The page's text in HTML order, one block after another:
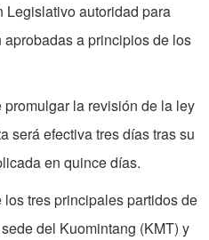
Legislativo autoridad para
a principios de los
la revisión de la ley
será efectiva tres días tras su
en quince días.
tres principales partidos de
del Kuomintang (KMT) y